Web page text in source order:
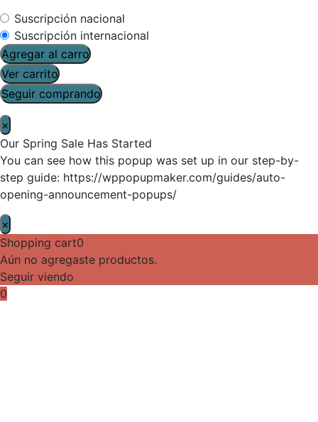
Suscripción nacional
Suscripción internacional
Agregar al carro
Ver carrito
Seguir comprando
×
Our Spring Sale Has Started
You can see how this popup was set up in our step-by-
step guide: https://wppopupmaker.com/guides/auto-
opening-announcement-popups/
×
Shopping cart0
Aún no agregaste productos.
Seguir viendo
0